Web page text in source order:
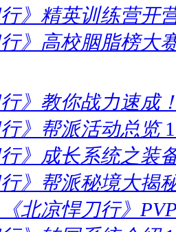
行》精英训练营开
行》高校胭脂榜大
行》教你战力速成
行》帮派活动总览
行》成长系统之装
行》帮派秘境大揭
北凉悍刀行》